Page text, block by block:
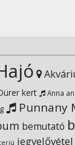
kert
Anna
Punnany
bemutató
jegyelővétel